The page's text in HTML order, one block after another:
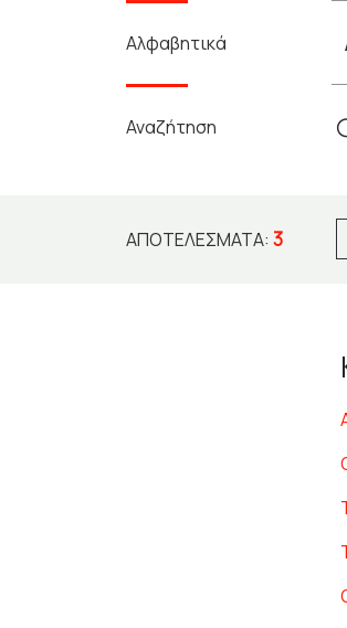
Αλφαβητικά
Αναζήτηση
ΑΠΟΤΕΛΈΣΜΑΤΑ: 3